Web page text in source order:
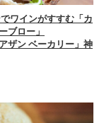
ワインがすすむ「カ
ブロー」
ザン ベーカリー」神